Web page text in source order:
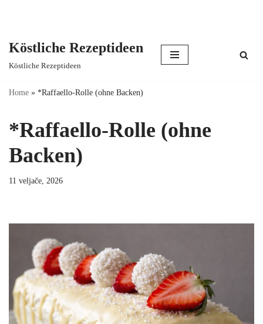
content
Köstliche Rezeptideen
Köstliche Rezeptideen
Home » *Raffaello-Rolle (ohne Backen)
*Raffaello-Rolle (ohne
Backen)
11 veljače, 2026